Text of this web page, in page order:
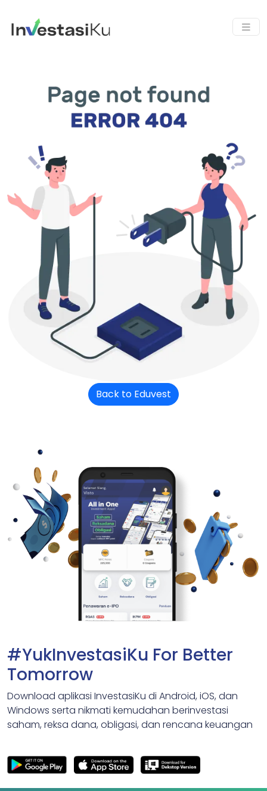
Back to Eduvest
#YukInvestasiKu For Better
Tomorrow
Download aplikasi InvestasiKu di Android, iOS, dan
Windows serta nikmati kemudahan berinvestasi
saham, reksa dana, obligasi, dan rencana keuangan